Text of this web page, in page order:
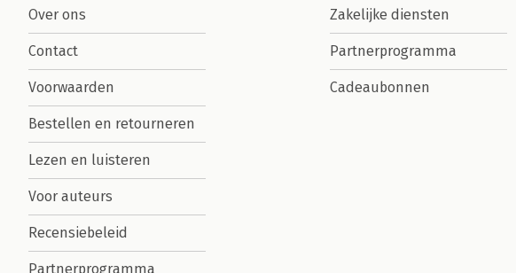
Over ons
Contact
Voorwaarden
Bestellen en retourneren
Lezen en luisteren
Voor auteurs
Recensiebeleid
Partnerprogramma
Zakelijke diensten
Partnerprogramma
Cadeaubonnen